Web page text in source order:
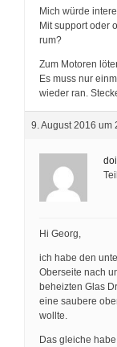
Mich würde
Mit support oder
rum?
Zum Motoren
Es muss nur
wieder ran.
9. August 2016 um
Hi Georg,
ich habe den
Oberseite nach
beheizten Glas
eine saubere
wollte.
Das gleiche